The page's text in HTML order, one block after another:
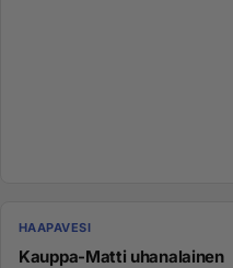
HAAPAVESI
Kauppa-Matti uhanalainen